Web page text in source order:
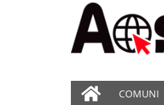
COMUNI